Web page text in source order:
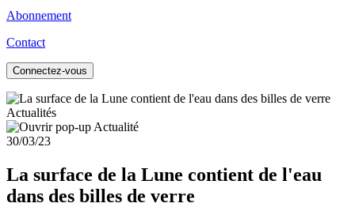
Abonnement
Contact
Connectez-vous
Actualités
30/03/23
La surface de la Lune contient de l'eau
dans des billes de verre